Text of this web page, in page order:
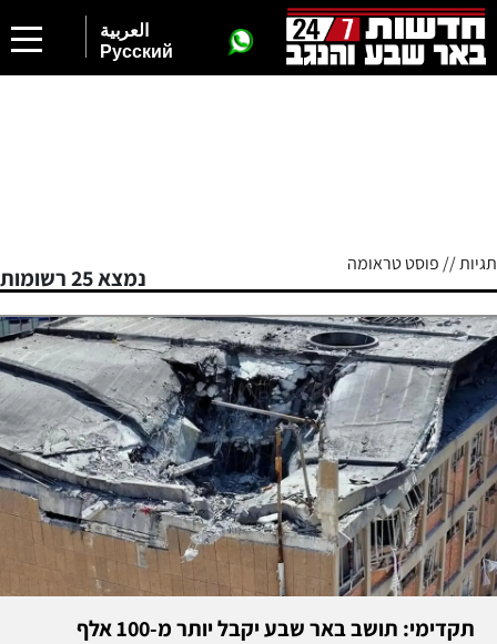
العربية
Русский
תגיות // פוסט טראומה
נמצא 25 רשומות
תקדימי: תושב באר שבע יקבל יותר מ-100 אלף